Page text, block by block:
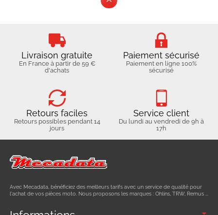
Livraison gratuite
En France à partir de 59 €
d'achats
Paiement sécurisé
Paiement en ligne 100%
sécurisé
Retours faciles
Retours possibles pendant 14
jours
Service client
Du lundi au vendredi de 9h à
17h
Avec Mecadata, bénéficiez des meilleurs tarifs avec un service de qualité pour
l'achat de vos pièces moto. Nous proposons les marques : Ohlins, TRW, Remus ...